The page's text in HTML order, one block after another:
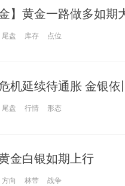
金】黄金一路做多如
尾盘 库存 点位
机延续待通胀 金银依
尾盘 行情 形态
黄金白银如期上
方向 林带 战争